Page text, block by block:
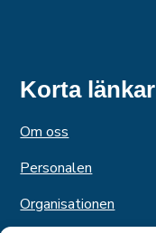
Korta länkar
Om oss
Personalen
Organisationen